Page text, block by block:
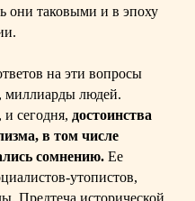
они таковыми и в эпоху
на эти вопросы
миллиарды людей.
сегодня, достоинства
в том числе
сомнению. Ее
утопистов,